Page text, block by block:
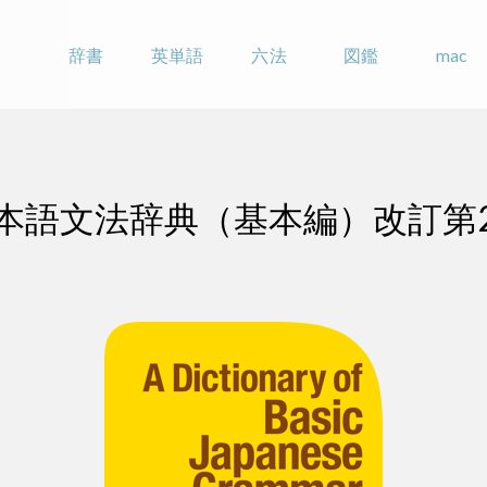
辞書 英単語 六法 図鑑 mac
語文法辞典（基本編）改訂第